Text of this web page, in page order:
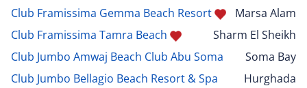
Club Framissima Gemma Beach Resort
Marsa Alam
Club Framissima Tamra Beach
Sharm El Sheikh
Club Jumbo Amwaj Beach Club Abu Soma
Soma Bay
Club Jumbo Bellagio Beach Resort & Spa
Hurghada